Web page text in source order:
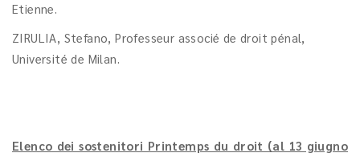
Etienne.
ZIRULIA, Stefano, Professeur associé de droit pénal,
Université de Milan.
Elenco dei sostenitori Printemps du droit (al 13 giugno